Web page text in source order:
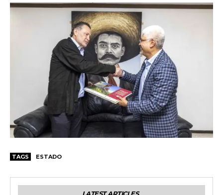
TAGS ESTADO